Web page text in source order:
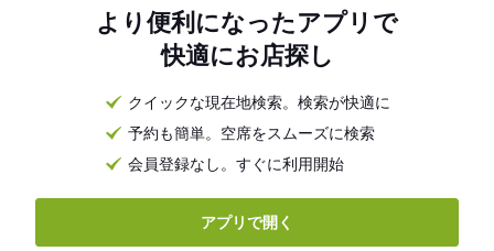
より便利になったアプリで
快適にお店探し
クイックな現在地検索。検索が快適に
予約も簡単。空席をスムーズに検索
会員登録なし。すぐに利用開始
アプリで開く